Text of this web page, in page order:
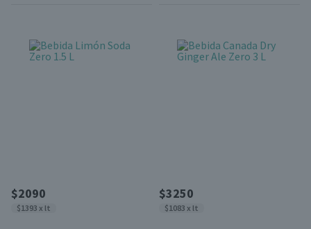
$2090
$1393 x lt
$3250
$1083 x lt